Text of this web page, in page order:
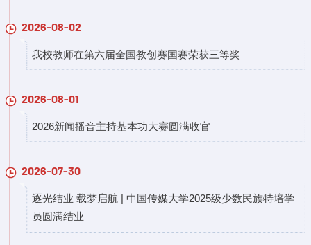
2026-08-02
我校教师在第六届全国教创赛国赛荣获三等奖
2026-08-01
2026新闻播音主持基本功大赛圆满收官
2026-07-30
逐光结业 载梦启航 | 中国传媒大学2025级少数民族特培学
员圆满结业